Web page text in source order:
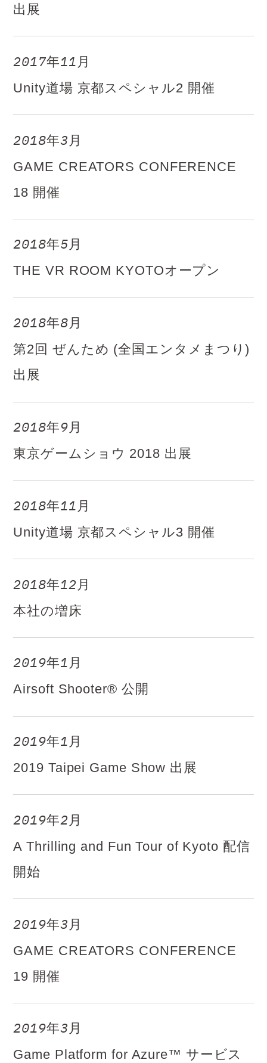
出展
2017年11月
Unity道場 京都スペシャル2 開催
2018年3月
GAME CREATORS CONFERENCE
18 開催
2018年5月
THE VR ROOM KYOTOオープン
2018年8月
第2回 ぜんため (全国エンタメまつり)
出展
2018年9月
東京ゲームショウ 2018 出展
2018年11月
Unity道場 京都スペシャル3 開催
2018年12月​
本社の増床
2019年1月
Airsoft Shooter® 公開
2019年1月
2019 Taipei Game Show 出展
2019年2月
A Thrilling and Fun Tour of Kyoto 配信
開始
2019年3月
GAME CREATORS CONFERENCE
19 開催
2019年3月
Game Platform for Azure™ サービス